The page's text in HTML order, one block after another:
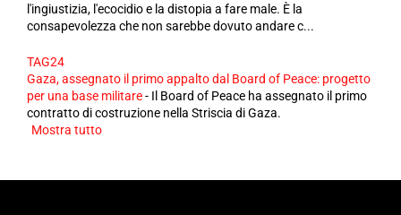
l'ingiustizia, l'ecocidio e la distopia a fare male. È la
consapevolezza che non sarebbe dovuto andare c...
TAG24
Gaza, assegnato il primo appalto dal Board of Peace: progetto
per una base militare- Il Board of Peace ha assegnato il primo
contratto di costruzione nella Striscia di Gaza.
Mostra tutto